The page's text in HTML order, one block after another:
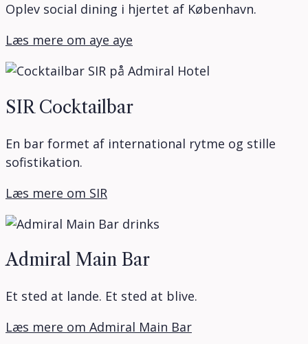
Oplev social dining i hjertet af København.
Læs mere om aye aye
SIR Cocktailbar
En bar formet af international rytme og stille
sofistikation.
Læs mere om SIR
Admiral Main Bar
Et sted at lande. Et sted at blive.
Læs mere om Admiral Main Bar